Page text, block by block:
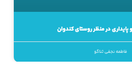
در منظر روستای کندوان
فاطمه نجفی ثناگو